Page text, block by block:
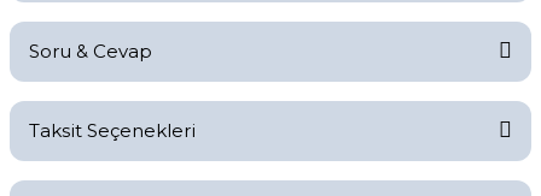
Yorum Yaz
Soru & Cevap
Taksit Seçenekleri